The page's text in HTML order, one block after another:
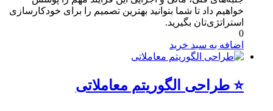
خواهیم داد تا شما بتوانید بهترین تصمیم را برای خودکارسازی
استراتژی‌تان بگیرید.
0
اضافه به سبد خرید
⭐ طراحی الگوریتم معاملاتی